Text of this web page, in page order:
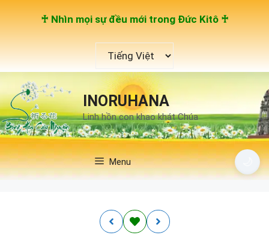
♰ Nhìn mọi sự đều mới trong Đức Kitô ♰
ngôn
ngữ
INORUHANA
Linh hồn con khao khát Chúa
Menu